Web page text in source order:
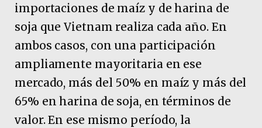
importaciones de maíz y de harina de
soja que Vietnam realiza cada año. En
ambos casos, con una participación
ampliamente mayoritaria en ese
mercado, más del 50% en maíz y más del
65% en harina de soja, en términos de
valor. En ese mismo período, la